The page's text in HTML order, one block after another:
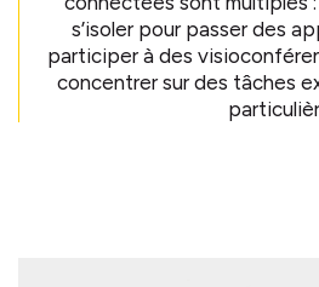
s’isoler pour passer des
participer à des
concentrer sur des tâches